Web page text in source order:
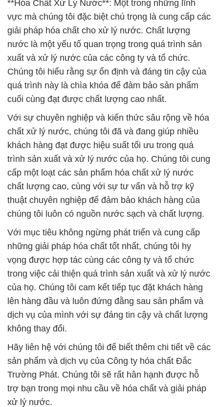
những giải pháp hóa chất tốt nhất, chúng tôi hy
vọng được hợp tác cùng các công ty và tổ chức
trong việc cải thiện quá trình sản xuất và xử lý nước
của họ. Chúng tôi cam kết tiếp tục đặt khách hàng
lên hàng đầu và luôn đứng đằng sau sản phẩm và
dịch vụ của mình với sự đáng tin cậy và chất lượng
không thay đổi.
Hãy liên hệ với chúng tôi để biết thêm chi tiết về các
sản phẩm và dịch vụ của Công ty hóa chất Đắc
Trường Phát. Chúng tôi sẽ rất hân hạnh được hỗ
trợ bạn trong mọi nhu cầu về hóa chất và giải pháp
xử lý nước.
# Công ty bán – cung ứng Hóa Chất Lotte Hàn
Quốc – HPMC
HEC — Chất Tạo Đặc
HEC
# Địa chỉ bán ♥ thương mại Hóa Chất Lotte Hàn
Quốc – HPMC
HEC— Chất Tạo Đặc
# Cty phân phối ► thương mại Hóa Chất Lotte Hàn
Quốc – HPMCHEC— Chất Tạo ĐặcHEC
# Nhà cung cấp \ kinh doanh Hóa Chất Lotte Hàn
Quốc – HPMCHEC— Chất Tạo Đặc HEC
# Đơn vị chuyên bán ♯ kinh doanh Hóa Chất Lotte
Hàn Quốc – HPMCHEC— Chất Tạo ĐặcHEC
# Bán & kinh doanh Hóa Chất Lotte Hàn Quốc –
HPMCHEC— Chất Tạo Đặc
# Đơn vị chuyên cung cấp ~ bán Hóa Chất Lotte
Hàn Quốc – HPMC HEC— Chất Tạo Đặc HEC
# Cty chuyên cung cấp & kinh doanh Hóa Chất
Lotte Hàn Quốc – HPMC HEC— Chất Tạo Đặc
HEC